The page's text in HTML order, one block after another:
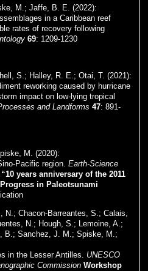
M.; Jaffe, B. E. (2022):
in a Caribbean reef
rates of recovery following
69: 1209-1230
S.; Halley, R. E.; Otai, T. (2021):
reworking caused by hurricane
impact on low-lying tropical
and Landforms 47: 891-
M. (2020):
Pacific region. Earth-Science
years anniversary of the 2011
in Paleotsunami
N.; Chacon-Barreantes, S.; Calais,
N.; Hough, S.; Lemoine, A.;
B.; Sanchez, J. M.; Spiske, M.;
in the Lesser Antilles. UNESCO
Commission Workshop